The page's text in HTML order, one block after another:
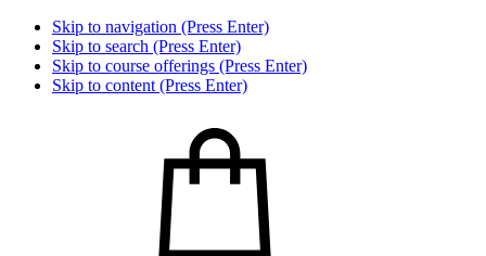
Skip to navigation (Press Enter)
Skip to search (Press Enter)
Skip to course offerings (Press Enter)
Skip to content (Press Enter)